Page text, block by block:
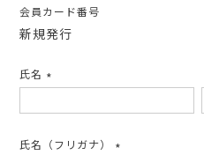
会員カード番号
新規発行
氏名
須)
氏名（フリガナ）